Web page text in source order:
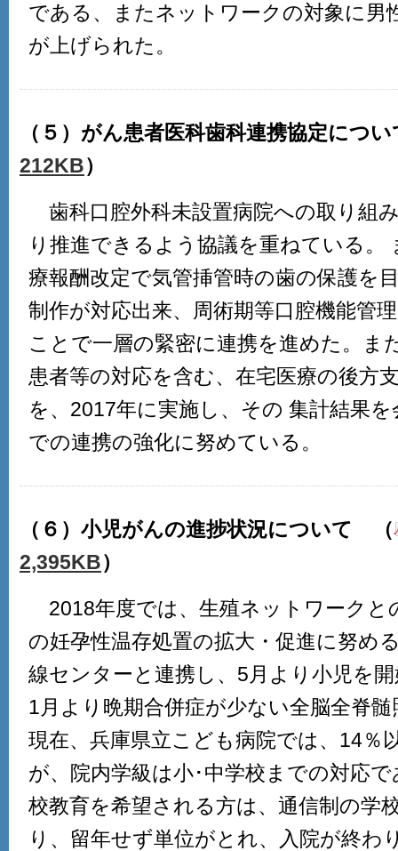
である、またネットワークの対象に男
が上げられた。
（５）がん患者医科歯科連携協定につ
212KB）
歯科口腔外科未設置病院への取り組
り推進できるよう協議を重ねている。
療報酬改定で気管挿管時の歯の保護を
制作が対応出来、周術期等口腔機能管
ことで一層の緊密に連携を進めた。ま
患者等の対応を含む、在宅医療の後方
を、2017年に実施し、その 集計結果
での連携の強化に努めている。
（６）小児がんの進捗状況について （
2,395KB）
2018年度では、生殖ネットワークと
の妊孕性温存処置の拡大・促進に努め
線センターと連携し、5月より小児を
1月より晩期合併症が少ない全脳全脊
現在、兵庫県立こども病院では、14％
が、院内学級は小･中学校までの対応
校教育を希望される方は、通信制の学
り、留年せず単位がとれ、入院が終わ